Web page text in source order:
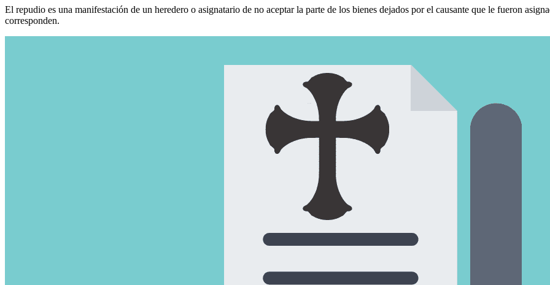
El repudio es una manifestación de un heredero o asignatario de no aceptar la parte de los bienes dejados por el causante que le fueron
corresponden.